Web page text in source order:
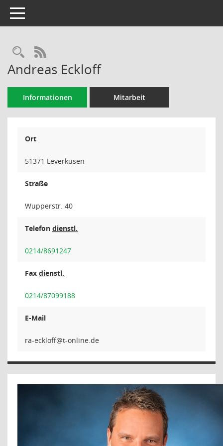
Toggle navigation
Rechercheauswahl
RSS-Feed
Andreas Eckloff
Informationen Mitarbeit
Ort
51371 Leverkusen
Straße
Wupperstr. 40
Telefon dienstl.
0214/8691247
Fax dienstl.
0214/87099188
E-Mail
ffolk